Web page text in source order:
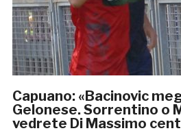
Capuano: «Bacinovic
Gelonese. Sorrentino o
vedrete Di Massimo